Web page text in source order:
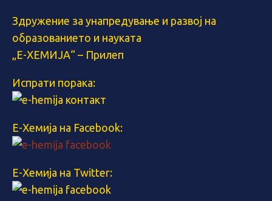
Здружение за унапредување и развој на
образованието и науката
„Е-ХЕМИЈА“ – Прилеп
Испрати порака:
Е-Хемија на Facebook:
Е-Хемија на Twitter: